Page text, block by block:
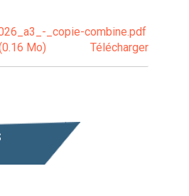
_copie-combine.pdf
Mo)
Télécharger